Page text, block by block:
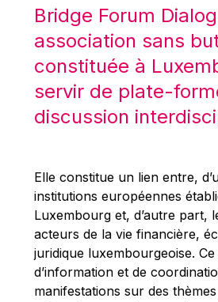
Mario Centeno
Mario Monti
Maroš ŠEFČOVIČ
Martin Bailey
Martine Reicherts
Michael Sohlman
Michel Goedert
Mireille Delmas-Marty
Nobuo Tanaka
Otmar Issing
Bridge Forum
association sans
constituée à
servir de plate-
discussion
Elle constitue un lien entre,
institutions européennes
Luxembourg et, d’autre part,
acteurs de la vie financière,
juridique luxembourgeoise.
d’information et de
manifestations sur des